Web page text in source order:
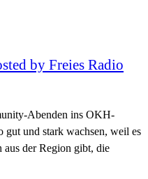
by Freies Radio
Abenden ins OKH-
gut und stark wachsen, weil es
aus der Region gibt, die